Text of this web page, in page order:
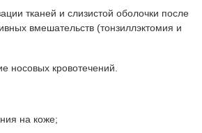
тканей и слизистой оболочки после
вмешательств (тонзиллэктомия и
носовых кровотечений.
на коже;